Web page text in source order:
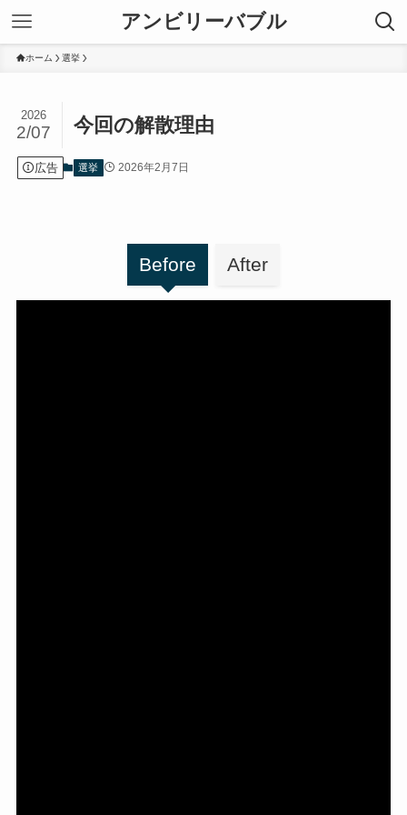
アンビリーバブル
ホーム 選挙
今回の解散理由
2026
2/07
広告 選挙 2026年2月7日
Before After